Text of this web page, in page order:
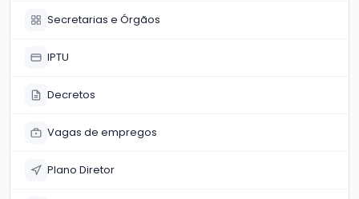
Secretarias e Órgãos
IPTU
Decretos
Vagas de empregos
Plano Diretor